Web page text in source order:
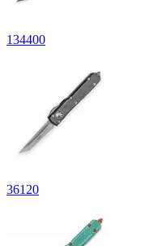
134400
36120